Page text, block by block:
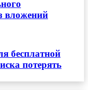
вложений
бесплатной
потерять